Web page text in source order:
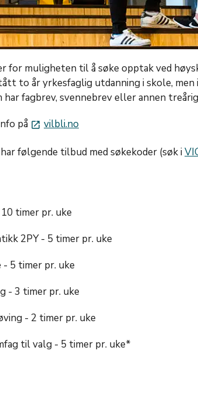
for muligheten til å søke opptak ved
to år yrkesfaglig utdanning i skole,
har fagbrev, svennebrev eller annen
på launch vilbli.no
følgende tilbud med søkekoder (søk i
timer pr. uke
2PY - 5 timer pr. uke
5 timer pr. uke
- 3 timer pr. uke
- 2 timer pr. uke
til valg - 5 timer pr. uke*